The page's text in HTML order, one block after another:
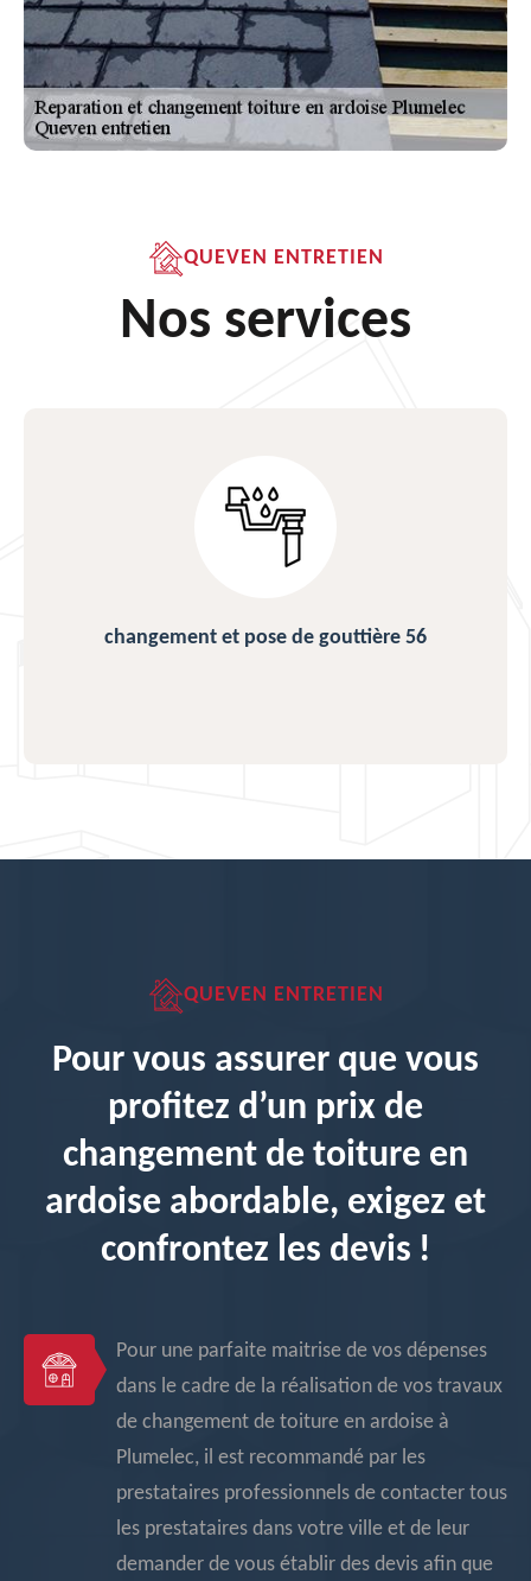
QUEVEN ENTRETIEN
Nos services
changement et pose de gouttière 56
QUEVEN ENTRETIEN
Pour vous assurer que vous
profitez d’un prix de
changement de toiture en
ardoise abordable, exigez et
confrontez les devis !
Pour une parfaite maitrise de vos dépenses
dans le cadre de la réalisation de vos travaux
de changement de toiture en ardoise à
Plumelec, il est recommandé par les
prestataires professionnels de contacter tous
les prestataires dans votre ville et de leur
demander de vous établir des devis afin que